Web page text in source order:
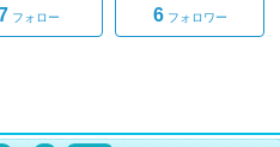
フォロー 6フォロワー